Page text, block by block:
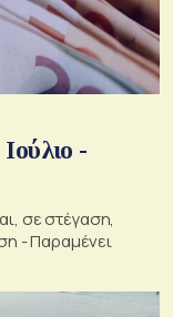
-
σε στέγαση,
- Παραμένει